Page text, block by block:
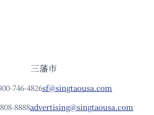
三藩市
746-4826sf@singtaousa.com
8888advertising@singtaousa.com